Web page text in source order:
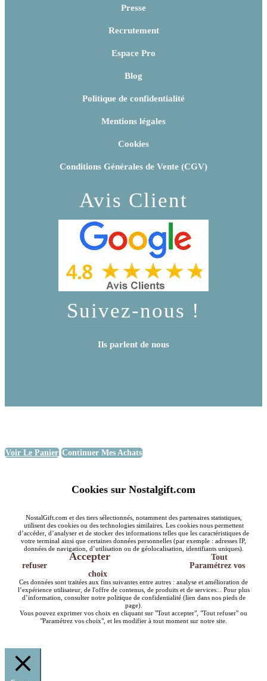
Presse
Recrutement
Espace Pro
Blog
Politique de confidentialité
Mentions légales
Cookies
Conditions Générales de Vente (CGV)
Avis Client
Suivez-nous !
Ils parlent de nous
Voir Le Panier Continuer Mes Achats
Cookies sur Nostalgift.com
NostalGift.com et des tiers sélectionnés, notamment des partenaires statistiques,
utilisent des cookies ou des technologies similaires. Les cookies nous permettent
d’accéder, d’analyser et de stocker des informations telles que les caractéristiques de
votre terminal ainsi que certaines données personnelles (par exemple : adresses IP,
données de navigation, d’utilisation ou de géolocalisation, identifiants uniques).
Accepter
Tout
refuser
Paramétrez vos
choix
Ces données sont traitées aux fins suivantes entre autres : analyse et amélioration de
l’expérience utilisateur, de l'offre de contenus, de produits et de services... Pour plus
d’information, consulter notre politique de confidentialité (lien dans nos pieds de
page).
Vous pouvez exprimer vos choix en cliquant sur "Tout accepter", "Tout refuser" ou
"Paramétrez vos choix", et les modifier à tout moment sur notre site.